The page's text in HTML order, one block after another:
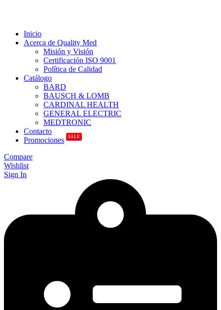
Inicio
Acerca de Quality Med
Misión y Visión
Certificación ISO 9001
Política de Calidad
Catálogo
BARD
BAUSCH & LOMB
CARDINAL HEALTH
GENERAL ELECTRIC
MEDTRONIC
Contacto
Promociones
SALE
Compare
Wishlist
Sign In